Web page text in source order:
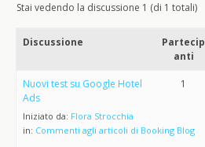
Stai vedendo la discussione 1 (di 1 totali)
Discussione
Partecip
anti
Nuovi test su Google Hotel
Ads
Iniziato da: Flora Strocchia
in: Commenti agli articoli di Booking Blog
1